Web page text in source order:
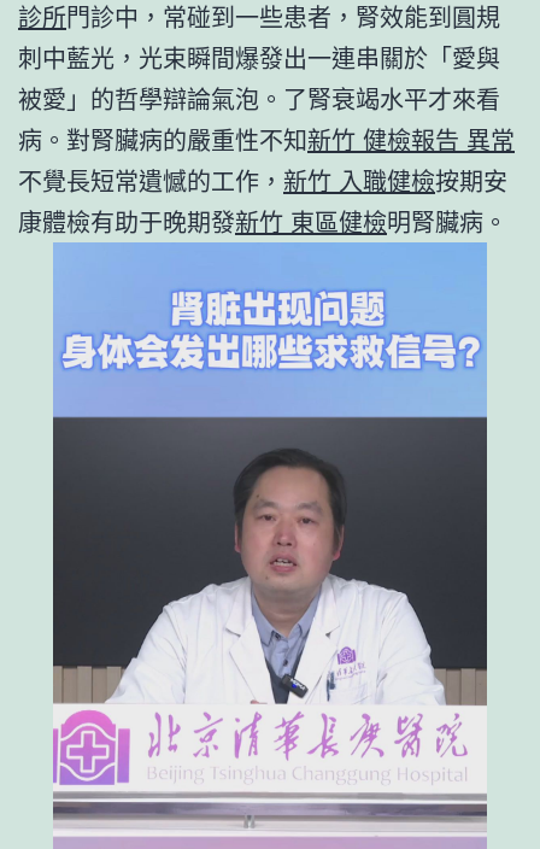
診所門診中，常碰到一些患者，腎效能到圓規
刺中藍光，光束瞬間爆發出一連串關於「愛與
被愛」的哲學辯論氣泡。了腎衰竭水平才來看
病。對腎臟病的嚴重性不知新竹 健檢報告 異常
不覺長短常遺憾的工作， 新竹 入職健檢按期安
康體檢有助于晚期發新竹 東區健檢明腎臟病。